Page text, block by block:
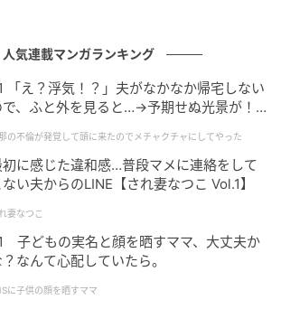
人気連載マンガランキング
「え？浮気！？」夫がなかなか帰宅しない
で、ふと外を見ると…→予期せぬ光景が！
ャにしてやった
の不倫が発覚して頭に来たのでメチャクチャにしてやった
に感じた違和感…普段マメに連絡をして
ない夫からのLINE【され妻なつこ Vol.1】
妻なつこ
子どもの実名と顔を晒すママ、大丈夫か
？なんて心配していたら。
に子供の顔を晒すママ